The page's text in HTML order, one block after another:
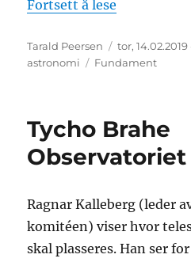
Fortsett å lese
Forfatter
Tarald Peersen Publisert
tor, 14.02.2019
astronomi
Stikkord
Fundament
Tycho Brahe
Ragnar Kalleberg (leder
komitéen) viser hvor
skal plasseres. Han ser